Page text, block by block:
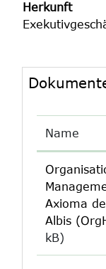
Herkunft
Name
Axioma
Albis
kB)